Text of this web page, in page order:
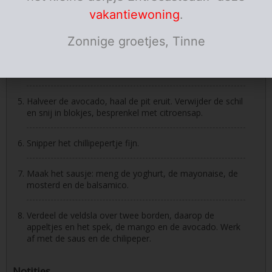
met de spekblokjes.
Schil de mango en snij in blokjes
Halveer de avocado, haal de pit eruit. Verwijder de schil
en snij in blokjes, besprenkel met citroensap.
Snipper het chillipepertje fijn.
Maak het sausje: meng de yoghurt, de mayonaise, de
mosterd en de balsamico.
Verdeel de veldsla over twee borden, daarop de
appeltjes en het spek, de mango en de avocado. Werk
af met de saus en de chilipeper.
vakantiewoning.
Zonnige groetjes, Tinne